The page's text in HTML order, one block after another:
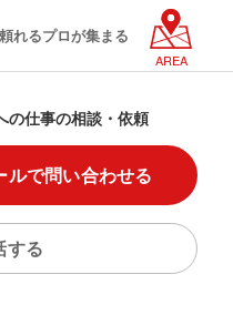
れるプロが集まる
AREA
の仕事の相談・依頼
ルで問い合わせる
する